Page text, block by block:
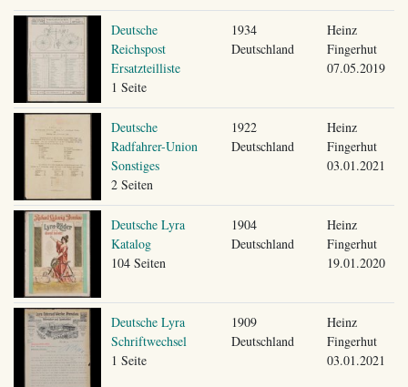
Deutsche
Reichspost
Ersatzteilliste
1 Seite
1934
Deutschland
Heinz
Fingerhut
07.05.2019
Deutsche
Radfahrer-Union
Sonstiges
2 Seiten
1922
Deutschland
Heinz
Fingerhut
03.01.2021
Deutsche Lyra
Katalog
104 Seiten
1904
Deutschland
Heinz
Fingerhut
19.01.2020
Deutsche Lyra
Schriftwechsel
1 Seite
1909
Deutschland
Heinz
Fingerhut
03.01.2021